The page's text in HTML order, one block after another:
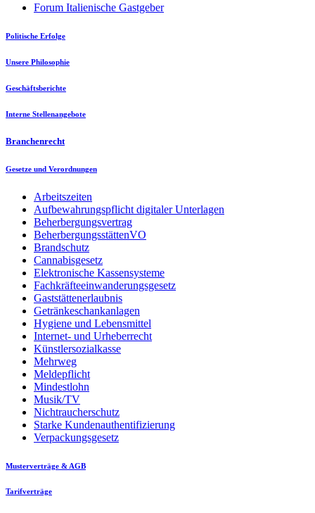
Forum Italienische Gastgeber
Politische Erfolge
Unsere Philosophie
Geschäftsberichte
Interne Stellenangebote
Branchenrecht
Gesetze und Verordnungen
Arbeitszeiten
Aufbewahrungspflicht digitaler Unterlagen
Beherbergungsvertrag
BeherbergungsstättenVO
Brandschutz
Cannabisgesetz
Elektronische Kassensysteme
Fachkräfteeinwanderungsgesetz
Gaststättenerlaubnis
Getränkeschankanlagen
Hygiene und Lebensmittel
Internet- und Urheberrecht
Künstlersozialkasse
Mehrweg
Meldepflicht
Mindestlohn
Musik/TV
Nichtraucherschutz
Starke Kundenauthentifizierung
Verpackungsgesetz
Musterverträge & AGB
Tarifverträge